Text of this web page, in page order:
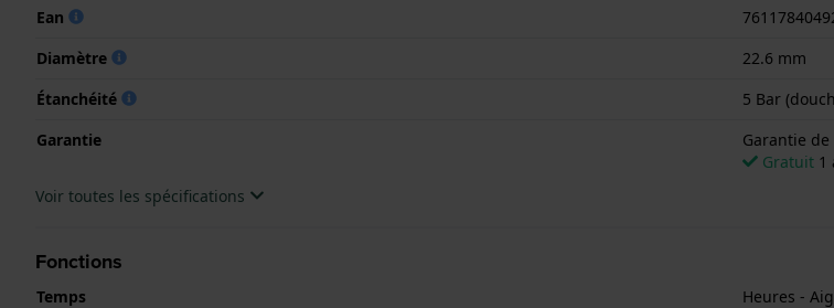
.Ean
Diamètre
22.6 mm
Étanchéité
5 Bar
Garantie
Garantie de
Gratuit 1
Voir toutes les spécifications
Fonctions
Temps
Heures -